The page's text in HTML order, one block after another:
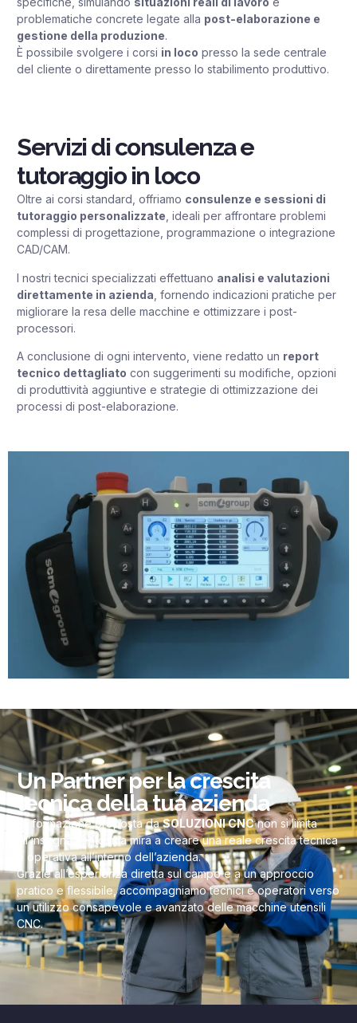
problematiche concrete legate alla post-elaborazione e
gestione della produzione.
È possibile svolgere i corsi in loco presso la sede centrale
del cliente o direttamente presso lo stabilimento produttivo.
Servizi di consulenza e
tutoraggio in loco
Oltre ai corsi standard, offriamo consulenze e sessioni di
tutoraggio personalizzate , ideali per affrontare problemi
complessi di progettazione, programmazione o integrazione
CAD/CAM.
I nostri tecnici specializzati effettuano analisi e valutazioni
direttamente in azienda , fornendo indicazioni pratiche per
migliorare la resa delle macchine e ottimizzare i post-
processori.
A conclusione di ogni intervento, viene redatto un report
tecnico dettagliato con suggerimenti su modifiche, opzioni
di produttività aggiuntive e strategie di ottimizzazione dei
processi di post-elaborazione.
Un Partner per la crescita
tecnica della tua azienda
La formazione proposta daSOLUZIONI CNCnon si limita
all’insegnamento, ma mira a creare una reale crescita tecnica
e operativa all’interno dell’azienda.
Grazie all’esperienza diretta sul campo e a un approccio
pratico e flessibile, accompagniamo tecnici e operatori verso
un utilizzo consapevole e avanzato delle macchine utensili
CNC.